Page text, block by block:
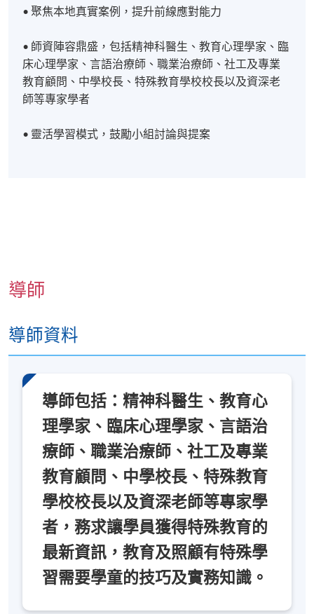
• 聚焦本地真實案例，提升前線應對能力
• 師資陣容鼎盛，包括精神科醫生、教育心理學家、臨
床心理學家、言語治療師、職業治療師、社工及專業
教育顧問、中學校長、特殊教育學校校長以及資深老
師等專家學者
• 靈活學習模式，鼓勵小組討論與提案
導師
導師資料
導師包括：精神科醫生、教育心
理學家、臨床心理學家、言語治
療師、職業治療師、社工及專業
教育顧問、中學校長、特殊教育
學校校長以及資深老師等專家學
者，務求讓學員獲得特殊教育的
最新資訊，教育及照顧有特殊學
習需要學童的技巧及實務知識。